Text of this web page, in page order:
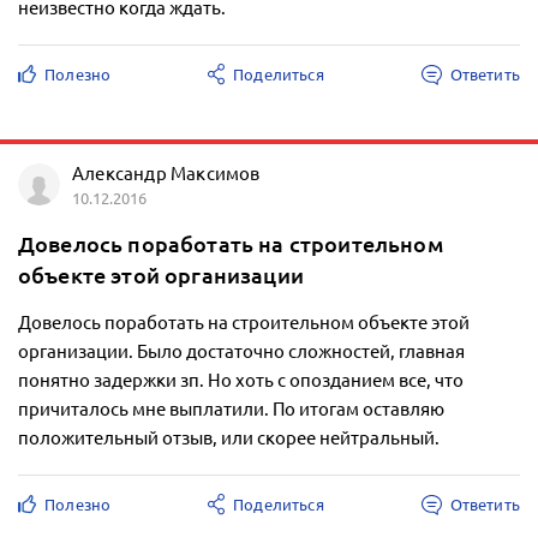
неизвестно когда ждать.
Полезно Поделиться Ответить
Александр Максимов
10.12.2016
Довелось поработать на строительном
объекте этой организации
Довелось поработать на строительном объекте этой
организации. Было достаточно сложностей, главная
понятно задержки зп. Но хоть с опозданием все, что
причиталось мне выплатили. По итогам оставляю
положительный отзыв, или скорее нейтральный.
Полезно Поделиться Ответить